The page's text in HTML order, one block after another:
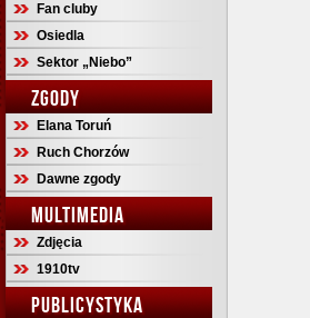
Fan cluby
Osiedla
Sektor „Niebo”
ZGODY
Elana Toruń
Ruch Chorzów
Dawne zgody
MULTIMEDIA
Zdjęcia
1910tv
PUBLICYSTYKA